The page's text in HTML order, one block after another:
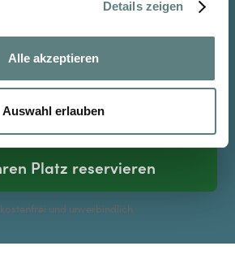
Details zeigen
Alle akzeptieren
Auswahl erlauben
Platz reservieren
kostenfrei und unverbindlich